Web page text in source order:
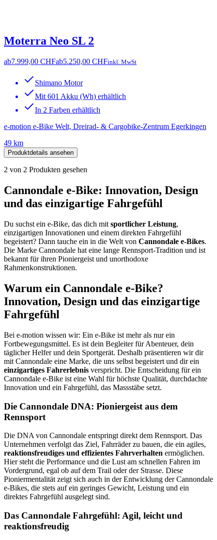
Moterra Neo SL 2
ab7.999,00 CHFab5.250,00 CHFinkl. MwSt
Shimano Motor
Mit 601 Akku (Wh) erhältlich
In 2 Farben erhältlich
e-motion e-Bike Welt, Dreirad- & Cargobike-Zentrum Egerkingen
49 km
Produktdetails ansehen
2 von 2 Produkten gesehen
Cannondale e-Bike: Innovation, Design
und das einzigartige Fahrgefühl
Du suchst ein e-Bike, das dich mit sportlicher Leistung,
einzigartigen Innovationen und einem direkten Fahrgefühl
begeistert? Dann tauche ein in die Welt von Cannondale e-Bikes.
Die Marke Cannondale hat eine lange Rennsport-Tradition und ist
bekannt für ihren Pioniergeist und unorthodoxe
Rahmenkonstruktionen.
Warum ein Cannondale e-Bike?
Innovation, Design und das einzigartige
Fahrgefühl
Bei e-motion wissen wir: Ein e-Bike ist mehr als nur ein
Fortbewegungsmittel. Es ist dein Begleiter für Abenteuer, dein
täglicher Helfer und dein Sportgerät. Deshalb präsentieren wir dir
mit Cannondale eine Marke, die uns selbst begeistert und dir ein
einzigartiges Fahrerlebnis verspricht. Die Entscheidung für ein
Cannondale e-Bike ist eine Wahl für höchste Qualität, durchdachte
Innovation und ein Fahrgefühl, das Massstäbe setzt.
Die Cannondale DNA: Pioniergeist aus dem
Rennsport
Die DNA von Cannondale entspringt direkt dem Rennsport. Das
Unternehmen verfolgt das Ziel, Fahrräder zu bauen, die ein agiles,
reaktionsfreudiges und effizientes Fahrverhalten ermöglichen.
Hier steht die Performance und die Lust am schnellen Fahren im
Vordergrund, egal ob auf dem Trail oder der Strasse. Diese
Pioniermentalität zeigt sich auch in der Entwicklung der Cannondale
e-Bikes, die stets auf ein geringes Gewicht, Leistung und ein
direktes Fahrgefühl ausgelegt sind.
Das Cannondale Fahrgefühl: Agil, leicht und
reaktionsfreudig